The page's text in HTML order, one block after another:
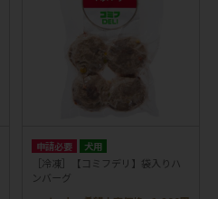
申請必要 犬用
［冷凍］【コミフデリ】袋入りハ
ンバーグ